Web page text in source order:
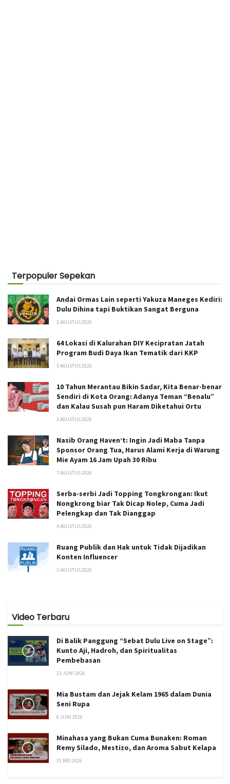
Terpopuler Sepekan
Andai Ormas Lain seperti Yakuza Maneges Kediri:
Dulu Dihina tapi Buktikan Sangat Berguna
5 AGUSTUS 2026
64 Lokasi di Kalurahan DIY Kecipratan Jatah
Program Budi Daya Ikan Tematik dari KKP
5 AGUSTUS 2026
10 Tahun Merantau Bikin Sadar, Kita Benar-benar
Sendiri di Kota Orang: Adanya Teman “Benalu”
dan Kalau Susah pun Haram Diketahui Ortu
3 AGUSTUS 2026
Nasib Orang Haven’t: Ingin Jadi Maba Tanpa
Sponsor Orang Tua, Harus Alami Kerja di Warung
Mie Ayam 16 Jam Upah 30 Ribu
7 AGUSTUS 2026
Serba-serbi Jadi Topping Tongkrongan: Ikut
Nongkrong biar Tak Dicap Nolep, Cuma Jadi
Pelengkap dan Tak Dianggap
4 AGUSTUS 2026
Ruang Publik dan Hak untuk Tidak Dijadikan
Konten Influencer
3 AGUSTUS 2026
Video Terbaru
Di Balik Panggung “Sebat Dulu Live on Stage”:
Kunto Aji, Hadroh, dan Spiritualitas
Pembebasan
23 JUNI 2026
Mia Bustam dan Jejak Kelam 1965 dalam Dunia
Seni Rupa
6 JUNI 2026
Minahasa yang Bukan Cuma Bunaken: Roman
Remy Silado, Mestizo, dan Aroma Sabut Kelapa
31 MEI 2026